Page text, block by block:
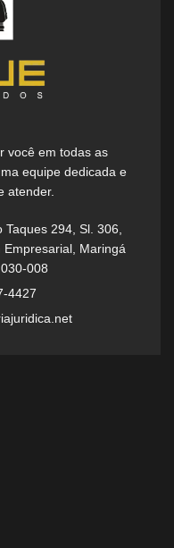
você em todas as
equipe dedicada e
atender.
294, Sl. 306,
Empresarial, Maringá
008
4427